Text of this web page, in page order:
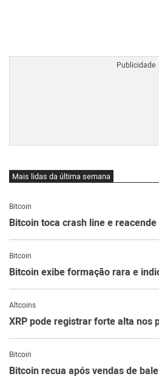
Mais lidas da última semana
Bitcoin
Bitcoin toca crash line e
Bitcoin
Bitcoin exibe formação rara e
Altcoins
XRP pode registrar forte alta nos
Bitcoin
Bitcoin recua após vendas de